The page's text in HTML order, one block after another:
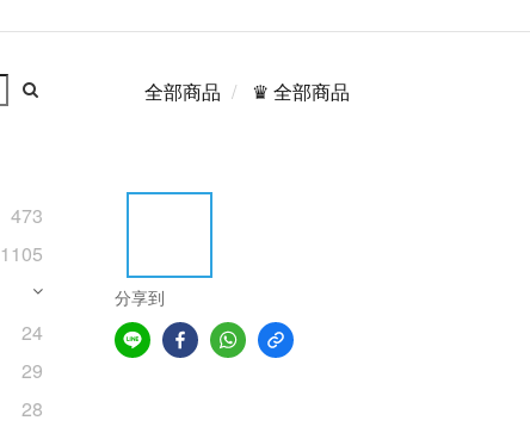
473
1105
24
29
28
全部商品 ♛ 全部商品
分享到